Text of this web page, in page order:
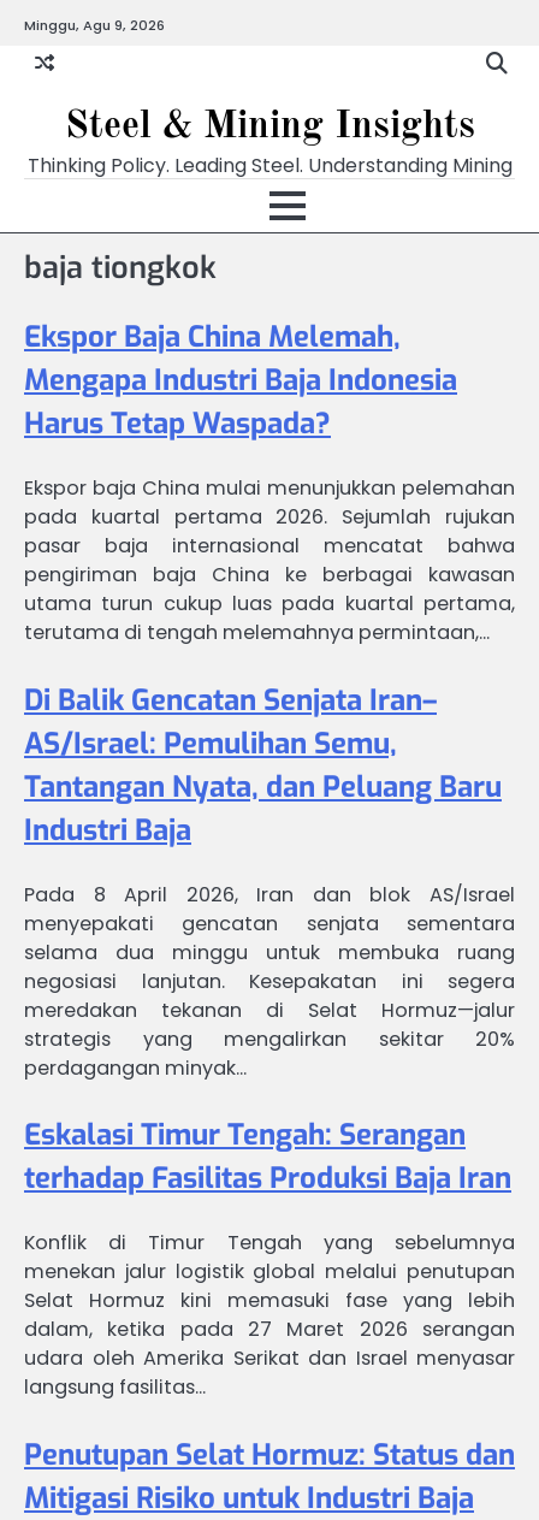
content
Minggu, Agu 9, 2026
Steel & Mining Insights
Thinking Policy. Leading Steel. Understanding Mining
baja tiongkok
Ekspor Baja China Melemah,
Mengapa Industri Baja Indonesia
Harus Tetap Waspada?
Ekspor baja China mulai menunjukkan pelemahan
pada kuartal pertama 2026. Sejumlah rujukan
pasar baja internasional mencatat bahwa
pengiriman baja China ke berbagai kawasan
utama turun cukup luas pada kuartal pertama,
terutama di tengah melemahnya permintaan,…
Di Balik Gencatan Senjata Iran–
AS/Israel: Pemulihan Semu,
Tantangan Nyata, dan Peluang Baru
Industri Baja
Pada 8 April 2026, Iran dan blok AS/Israel
menyepakati gencatan senjata sementara
selama dua minggu untuk membuka ruang
negosiasi lanjutan. Kesepakatan ini segera
meredakan tekanan di Selat Hormuz—jalur
strategis yang mengalirkan sekitar 20%
perdagangan minyak…
Eskalasi Timur Tengah: Serangan
terhadap Fasilitas Produksi Baja Iran
Konflik di Timur Tengah yang sebelumnya
menekan jalur logistik global melalui penutupan
Selat Hormuz kini memasuki fase yang lebih
dalam, ketika pada 27 Maret 2026 serangan
udara oleh Amerika Serikat dan Israel menyasar
langsung fasilitas…
Penutupan Selat Hormuz: Status dan
Mitigasi Risiko untuk Industri Baja